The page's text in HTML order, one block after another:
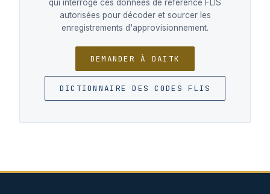
qui interroge ces données de référence FLIS
autorisées pour décoder et sourcer les
enregistrements d'approvisionnement.
DEMANDER À DAITK
DICTIONNAIRE DES CODES FLIS